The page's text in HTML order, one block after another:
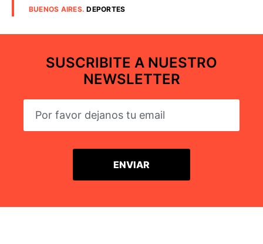
BUENOS AIRES.DEPORTES
SUSCRIBITE A NUESTRO
NEWSLETTER